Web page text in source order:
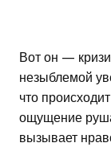
Вот он —
незыблемой
что
ощущение
вызывает